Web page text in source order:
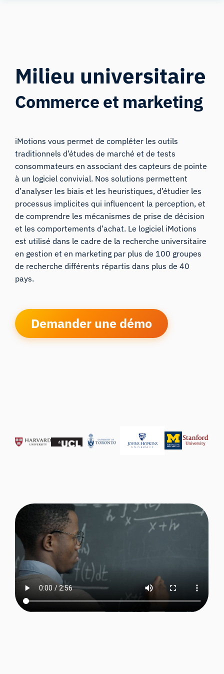
Milieu universitaire
Commerce et marketing
iMotions vous permet de compléter les outils
traditionnels d’études de marché et de tests
consommateurs en associant des capteurs de pointe
à un logiciel convivial. Nos solutions permettent
d’analyser les biais et les heuristiques, d’étudier les
processus implicites qui influencent la perception, et
de comprendre les mécanismes de prise de décision
et les comportements d’achat. Le logiciel iMotions
est utilisé dans le cadre de la recherche universitaire
en gestion et en marketing par plus de 100 groupes
de recherche différents répartis dans plus de 40
pays.
Demander une démo